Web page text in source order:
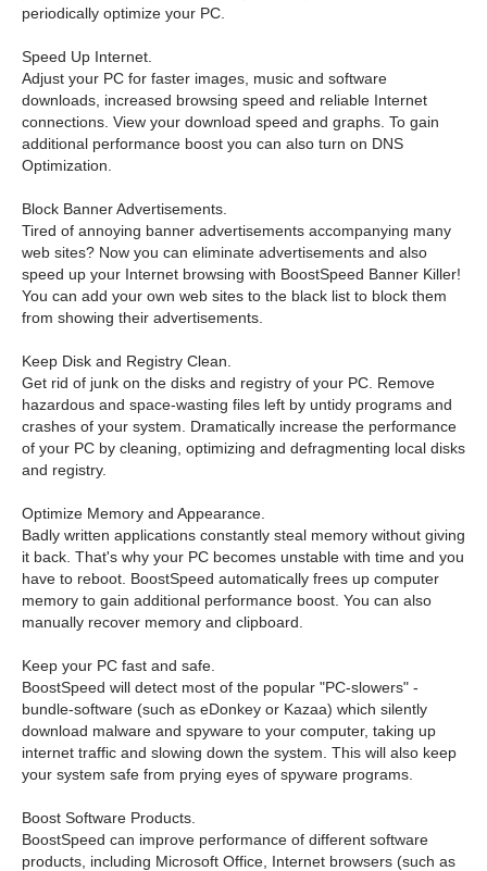
periodically optimize your PC.
Speed Up Internet.
Adjust your PC for faster images, music and software
downloads, increased browsing speed and reliable Internet
connections. View your download speed and graphs. To gain
additional performance boost you can also turn on DNS
Optimization.
Block Banner Advertisements.
Tired of annoying banner advertisements accompanying many
web sites? Now you can eliminate advertisements and also
speed up your Internet browsing with BoostSpeed Banner Killer!
You can add your own web sites to the black list to block them
from showing their advertisements.
Keep Disk and Registry Clean.
Get rid of junk on the disks and registry of your PC. Remove
hazardous and space-wasting files left by untidy programs and
crashes of your system. Dramatically increase the performance
of your PC by cleaning, optimizing and defragmenting local disks
and registry.
Optimize Memory and Appearance.
Badly written applications constantly steal memory without giving
it back. That's why your PC becomes unstable with time and you
have to reboot. BoostSpeed automatically frees up computer
memory to gain additional performance boost. You can also
manually recover memory and clipboard.
Keep your PC fast and safe.
BoostSpeed will detect most of the popular "PC-slowers" -
bundle-software (such as eDonkey or Kazaa) which silently
download malware and spyware to your computer, taking up
internet traffic and slowing down the system. This will also keep
your system safe from prying eyes of spyware programs.
Boost Software Products.
BoostSpeed can improve performance of different software
products, including Microsoft Office, Internet browsers (such as